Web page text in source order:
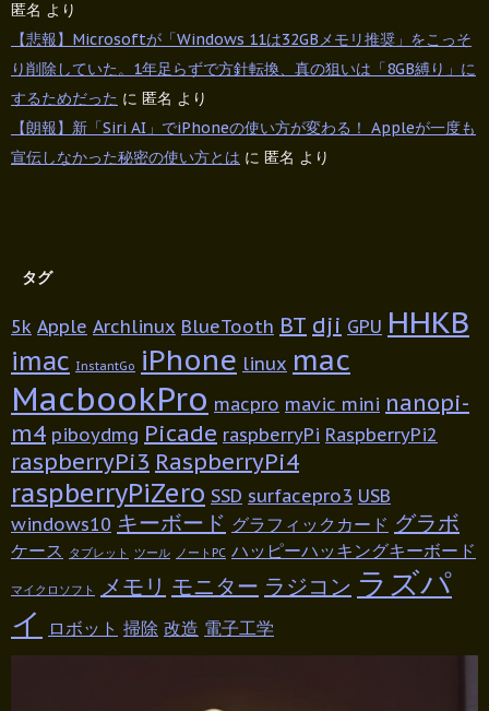
匿名 より
【悲報】Microsoftが「Windows 11は32GBメモリ推奨」をこっそ
り削除していた。1年足らずで方針転換、真の狙いは「8GB縛り」に
するためだった に 匿名 より
【朗報】新「Siri AI」でiPhoneの使い方が変わる！ Appleが一度も
宣伝しなかった秘密の使い方とは に 匿名 より
タグ
5k Apple Archlinux BlueTooth BT dji GPU HHKB
imac InstantGo iPhone linux mac
MacbookPro macpro mavic mini nanopi-
m4 piboydmg Picade raspberryPi RaspberryPi2
raspberryPi3 RaspberryPi4
raspberryPiZero SSD surfacepro3 USB
windows10 キーボード グラフィックカード グラボ
ケース タブレット ツール ノートPC ハッピーハッキングキーボード
マイクロソフト メモリ モニター ラジコン ラズパ
イ
ロボット 掃除 改造 電子工学